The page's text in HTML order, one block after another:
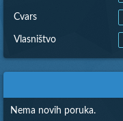
Cvars
Vlasništvo
Nema novih poruka.